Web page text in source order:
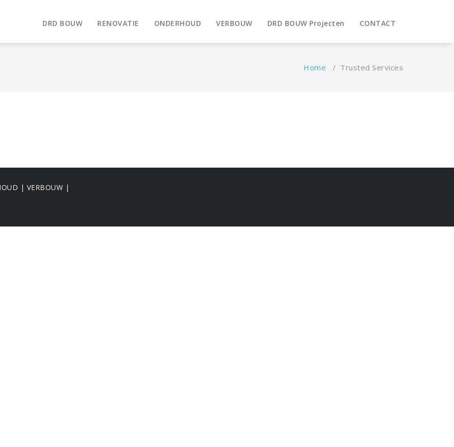
DRD BOUW RENOVATIE ONDERHOUD VERBOUW DRD BOUW Projecten CONTACT
Home / Trusted Services
| VERBOUW |